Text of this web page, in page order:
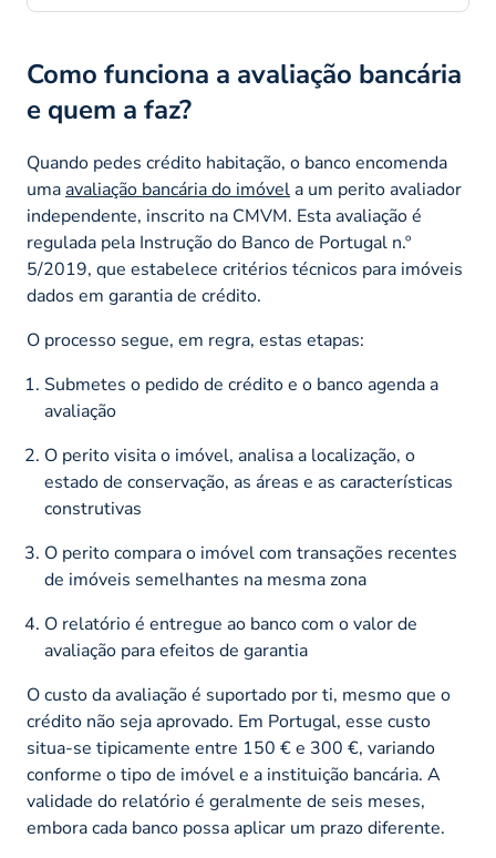
Como funciona a avaliação bancária
e quem a faz?
Quando pedes crédito habitação, o banco encomenda
uma avaliação bancária do imóvel a um perito avaliador
independente, inscrito na CMVM. Esta avaliação é
regulada pela Instrução do Banco de Portugal n.º
5/2019, que estabelece critérios técnicos para imóveis
dados em garantia de crédito.
O processo segue, em regra, estas etapas:
Submetes o pedido de crédito e o banco agenda a
avaliação
O perito visita o imóvel, analisa a localização, o
estado de conservação, as áreas e as características
construtivas
O perito compara o imóvel com transações recentes
de imóveis semelhantes na mesma zona
O relatório é entregue ao banco com o valor de
avaliação para efeitos de garantia
O custo da avaliação é suportado por ti, mesmo que o
crédito não seja aprovado. Em Portugal, esse custo
situa-se tipicamente entre 150 € e 300 €, variando
conforme o tipo de imóvel e a instituição bancária. A
validade do relatório é geralmente de seis meses,
embora cada banco possa aplicar um prazo diferente.